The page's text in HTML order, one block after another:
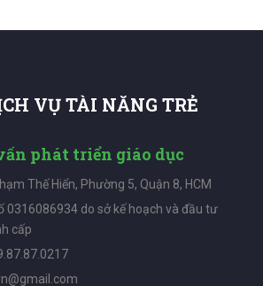
VỤ TÀI NĂNG TRẺ
phát triển giáo dục
Thế Hiển, Phường 5, Quận 8, HCM
0316086934 do sở kế hoạch và đầu tư
cấp